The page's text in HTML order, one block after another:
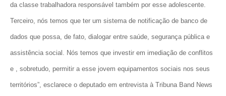
da classe trabalhadora responsável também por esse adolescente.
Terceiro, nós temos que ter um sistema de notificação de banco de
dados que possa, de fato, dialogar entre saúde, segurança pública e
assistência social. Nós temos que investir em imediação de conflitos
e , sobretudo, permitir a esse jovem equipamentos sociais nos seus
territórios”, esclarece o deputado em entrevista à Tribuna Band News